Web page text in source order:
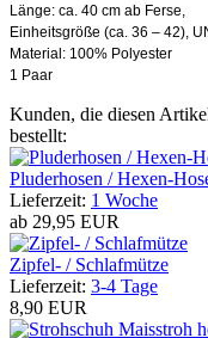
Länge: ca. 40 cm ab Ferse,
Einheitsgröße (ca. 36 – 42),
Material: 100% Polyester
1 Paar
Kunden, die diesen
bestellt:
Pluderhosen / Hexen-
Lieferzeit: 1 Woche
ab 29,95 EUR
Zipfel- / Schlafmütze
Lieferzeit: 3-4 Tage
8,90 EUR